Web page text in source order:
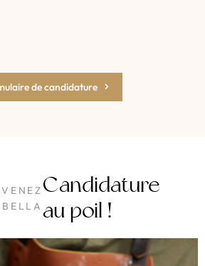
de candidature
Candidature
au poil !